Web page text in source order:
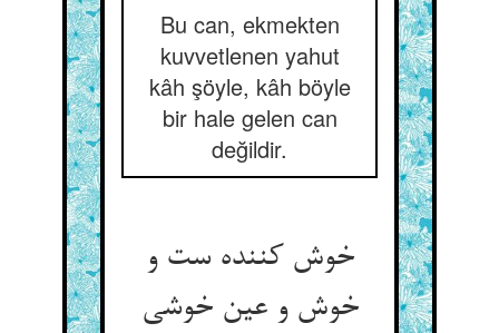
Bu can, ekmekten
kuvvetlenen yahut
kâh şöyle, kâh böyle
bir hale gelen can
değildir.
خوش کننده ست و
خوش و عین خوشی